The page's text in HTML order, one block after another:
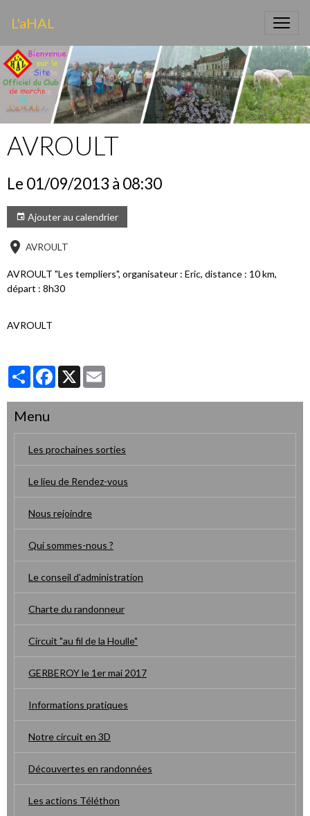
L'aHAL
AVROULT
Le 01/09/2013 à 08:30
Ajouter au calendrier
AVROULT
AVROULT "Les templiers", organisateur : Eric, distance : 10 km,
départ : 8h30
AVROULT
PartagerFacebook
X
Menu
Les prochaines sorties
Le lieu de Rendez-vous
Nous rejoindre
Qui sommes-nous ?
Le conseil d'administration
Charte du randonneur
Circuit "au fil de la Houlle"
GERBEROY le 1er mai 2017
Informations pratiques
Notre circuit en 3D
Découvertes en randonnées
Les actions Téléthon